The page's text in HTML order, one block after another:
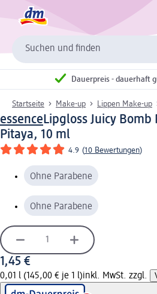
Suchen und finden
Dauerpreis - dauerhaft
Startseite Make-up Lippen Make-up
essenceLipgloss Juicy Bomb
Pitaya, 10 ml
4.9 (10 Bewertungen)
Ohne Parabene
Ohne Parabene
1,45 €
0,01 l (145,00 € je 1 l)inkl. MwSt. zzgl.